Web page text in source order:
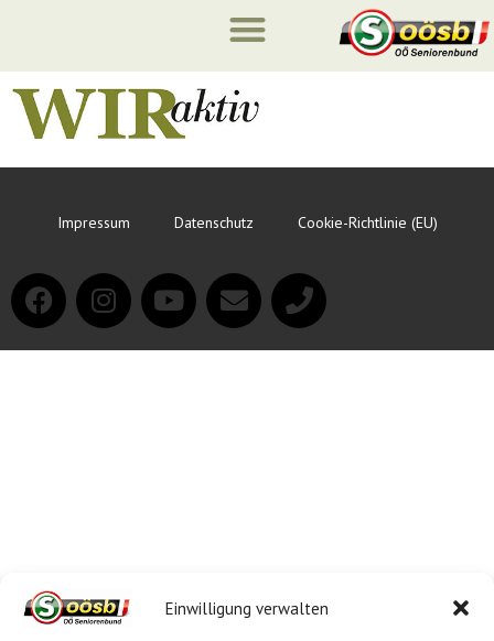
Einwilligung verwalten
Impressum Datenschutz Cookie-Richtlinie (EU)